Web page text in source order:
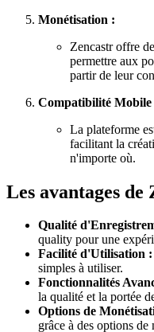
Monétisation :
Zencastr offre
permettre aux
partir de leur
Compatibilité Mobile
La plateforme
facilitant la
n'importe où.
Les avantages de
Qualité
quality pour une
Facilité d'Utilisation :
simples à utiliser.
Fonctionnalités
la qualité et la portée
Options de
grâce à des options de